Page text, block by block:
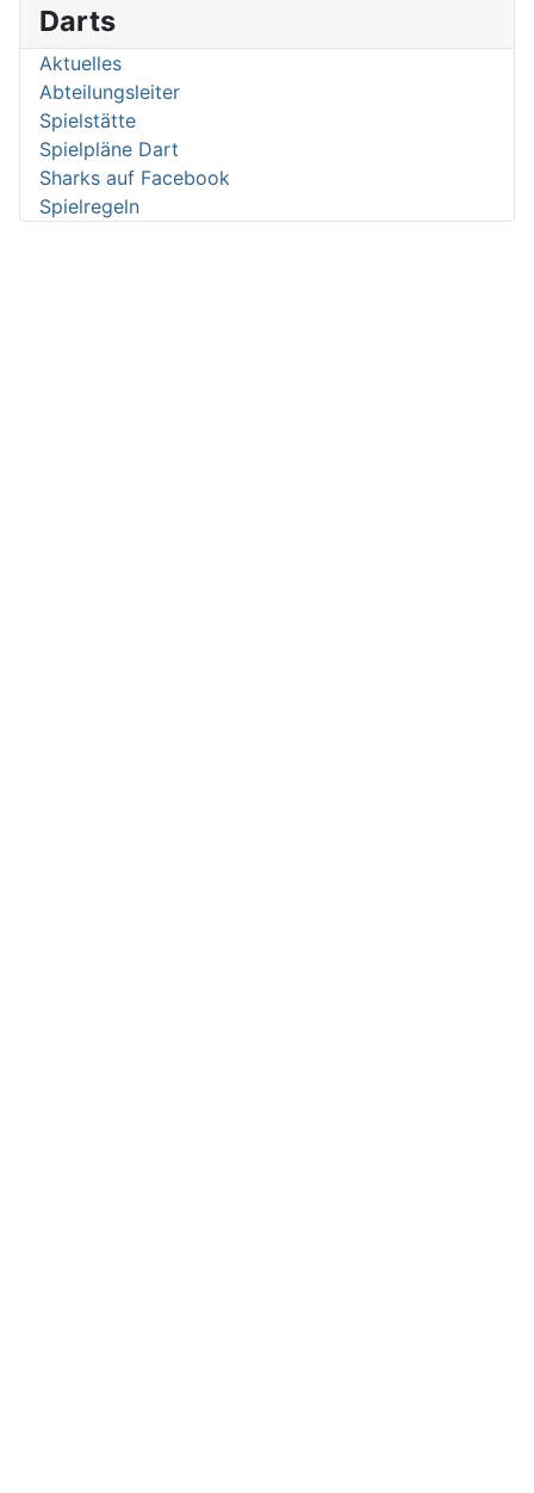
Darts
Aktuelles
Abteilungsleiter
Spielstätte
Spielpläne Dart
Sharks auf Facebook
Spielregeln